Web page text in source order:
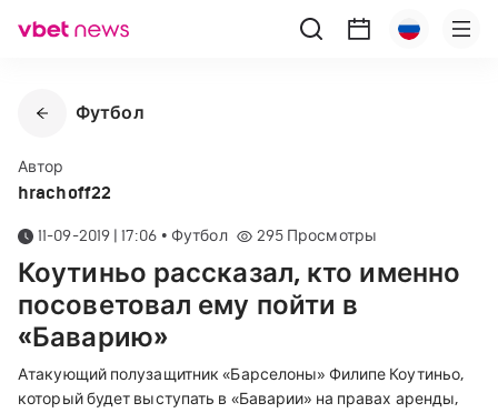
Футбол
Автор
hrachoff22
11-09-2019 | 17:06 • Футбол 295 Просмотры
Коутиньо рассказал, кто именно
посоветовал ему пойти в
«Баварию»
Атакующий полузащитник «Барселоны» Филипе Коутиньо,
который будет выступать в «Баварии» на правах аренды,